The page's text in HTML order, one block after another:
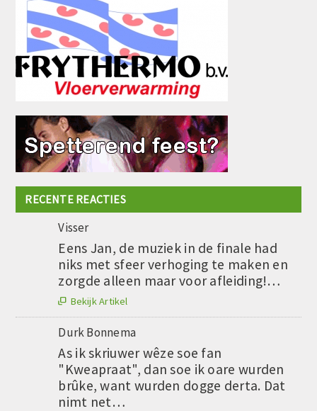
RECENTE REACTIES
Visser
Eens Jan, de muziek in de finale had
niks met sfeer verhoging te maken en
zorgde alleen maar voor afleiding!…
 Bekijk Artikel
Durk Bonnema
As ik skriuwer wêze soe fan
"Kweapraat", dan soe ik oare wurden
brûke, want wurden dogge derta. Dat
nimt net…